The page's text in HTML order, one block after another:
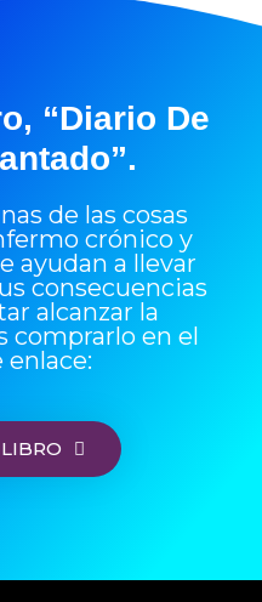
“Diario De
de las cosas
crónico y
ayudan a llevar
consecuencias
alcanzar la
comprarlo en el